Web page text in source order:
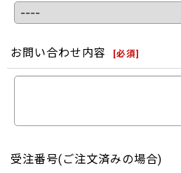
お問い合わせ内容 [必須]
受注番号(ご注文済みの場合)